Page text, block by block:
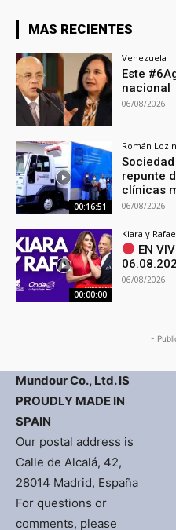
MAS RECIENTES
Venezuela
Este
nacional
06/08/2026
00:16:51
Román
repunte
clínicas
06/08/2026
00:00:00
Kiara y
EN
06/08/2026
-
Mundour Co., Ltd. IS
PROUDLY MADE IN
SPAIN
Our postal address is
Calle de Alcalá, 42,
28014 Madrid, España
For questions or
comments, please